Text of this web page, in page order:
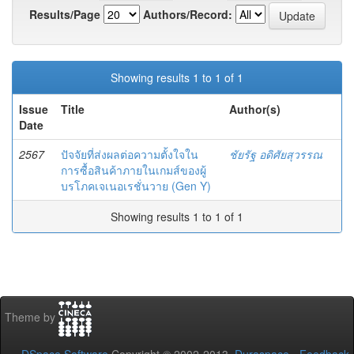
Results/Page
Authors/Record:
Showing results 1 to 1 of 1
Issue
Date
Title Author(s)
2567
ปัจจัยที่ส่งผลต่อความตั้งใจใน
การซื้อสินค้าภายในเกมส์ของผู้
บรโภคเจเนอเรชั่นวาย (Gen Y)
ชัยรัฐ อดิศัยสุวรรณ
Showing results 1 to 1 of 1
Theme by